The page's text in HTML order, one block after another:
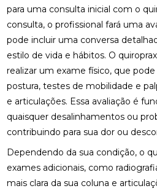
para uma consulta inicial com o
consulta, o profissional fará uma
pode incluir uma conversa
estilo de vida e hábitos. O
realizar um exame físico, que
postura, testes de mobilidade e
e articulações. Essa avaliação é
quaisquer desalinhamentos ou
contribuindo para sua dor ou
Dependendo da sua condição, o
exames adicionais, como
mais clara da sua coluna e
FISIOTERAPIA PARA LABIRINTITE: ALÍVIO E
CONFORTO
TRATAMENTO PODE
QUALIDADE DE VIDA
TRATAMENTO PODE
BEM-ESTAR
TRATAMENTO PODE
QUALIDADE DE VIDA